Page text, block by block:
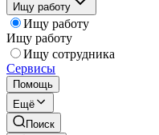
Ищу работу
Ищу работу
Ищу работу
Ищу сотрудника
Сервисы
Помощь
Ещё
Поиск